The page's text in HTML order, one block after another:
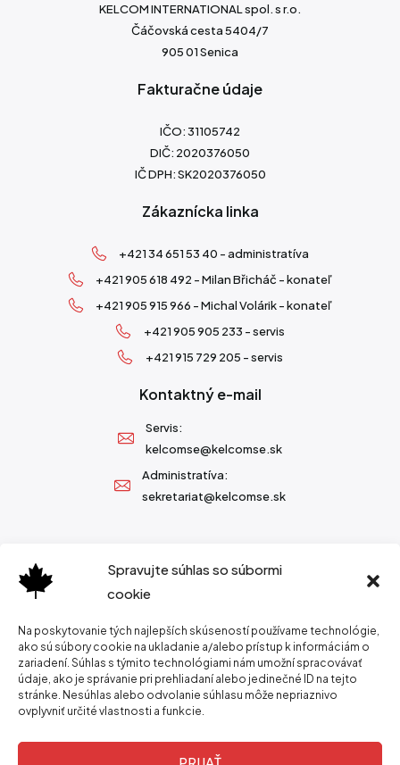
Spravujte súhlas so súbormi
cookie
Na poskytovanie tých najlepších skúseností používame technológie,
ako sú súbory cookie na ukladanie a/alebo prístup k informáciám o
zariadení. Súhlas s týmito technológiami nám umožní spracovávať
údaje, ako je správanie pri prehliadaní alebo jedinečné ID na tejto
stránke. Nesúhlas alebo odvolanie súhlasu môže nepriaznivo
ovplyvniť určité vlastnosti a funkcie.
PRIJAŤ
KELCOM INTERNATIONAL spol. s r.o.
Čáčovská cesta 5404/7
905 01 Senica
Fakturačne údaje
IČO: 31105742
DIČ: 2020376050
IČ DPH: SK2020376050
Zákaznícka linka
+421 34 651 53 40 - administratíva
+421 905 618 492 - Milan Břicháč - konateľ
+421 905 915 966 - Michal Volárik - konateľ
+421 905 905 233 - servis
+421 915 729 205 - servis
Kontaktný e-mail
Servis:
kelcomse@kelcomse.sk
Administratíva:
sekretariat@kelcomse.sk